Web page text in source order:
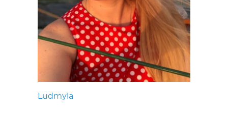
Ludmyla